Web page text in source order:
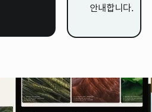
안내합니다.